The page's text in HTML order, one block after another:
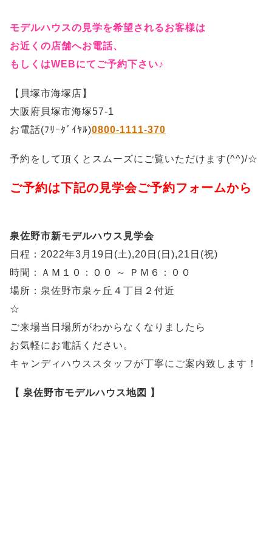
モデルハウスの見学を希望されるお客様は
お近くの店舗へお電話、
もしくはWEBにてご予約下さい♪
【貝塚市海塚店】
大阪府貝塚市海塚57-1
お電話(ﾌﾘｰﾀﾞｲﾔﾙ)0800-1111-370
予約をして頂くとスムーズにご覧いただけます(^^)/☆
ご予約は下記の見学会ご予約フォームから
泉佐野市新モデルハウス見学会
日程：2022年3月19日(土),20日(日),21日(祝)
時間：ＡＭ１０：００ ～ ＰＭ６：００
場所：泉佐野市泉ヶ丘４丁目２付近
☆
ご来場当日場所がわからなくなりましたら
お気軽にお電話ください。
キャンディハウススタッフが丁寧にご案内致します！
【 泉佐野市モデルハウス地図 】